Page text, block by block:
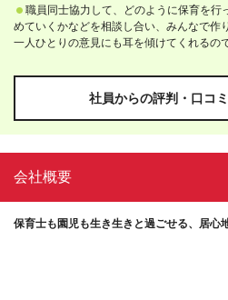
職員同士協力して、どのように保育を行
めていくかなどを相談し合い、みんなで作
一人ひとりの意見にも耳を傾けてくれるの
社員からの評判・口コ
会社概要
保育士も園児も生き生きと過ごせる、居心